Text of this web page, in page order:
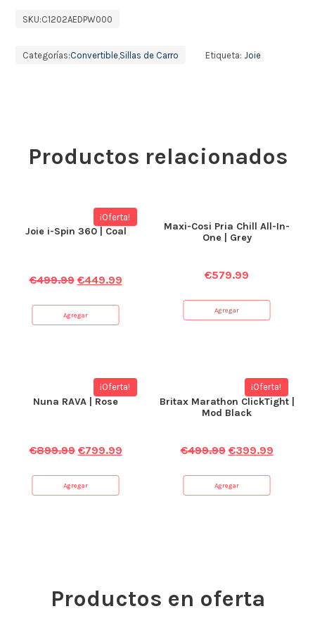
SKU:C1202AEDPW000
Categorías:Convertible Sillas de Carro Etiqueta: Joie
Productos relacionados
¡Oferta!
Joie i-Spin 360 | Coal
€499.99 €449.99
Agregar
Maxi-Cosi Pria Chill All-In-
One | Grey
€579.99
Agregar
¡Oferta!
Nuna RAVA | Rose
€899.99 €799.99
Agregar
¡Oferta!
Britax Marathon ClickTight |
Mod Black
€499.99 €399.99
Agregar
Productos en oferta